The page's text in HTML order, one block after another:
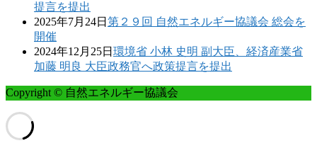
提言を提出
2025年7月24日 第２９回 自然エネルギー協議会 総会を
開催
2024年12月25日 環境省 小林 史明 副大臣、経済産業省
加藤 明良 大臣政務官へ政策提言を提出
Copyright © 自然エネルギー協議会